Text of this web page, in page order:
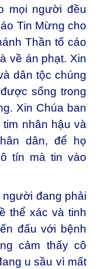
mọi người đều
Tin Mừng cho
Thần tố cáo
về án phạt. Xin
dân tộc chúng
sống trong
Xin Chúa ban
nhân hậu và
dân, để họ
tín mà tin vào
đang phải
thể xác và tinh
đấu với bệnh
cảm thấy cô
u sầu vì mất